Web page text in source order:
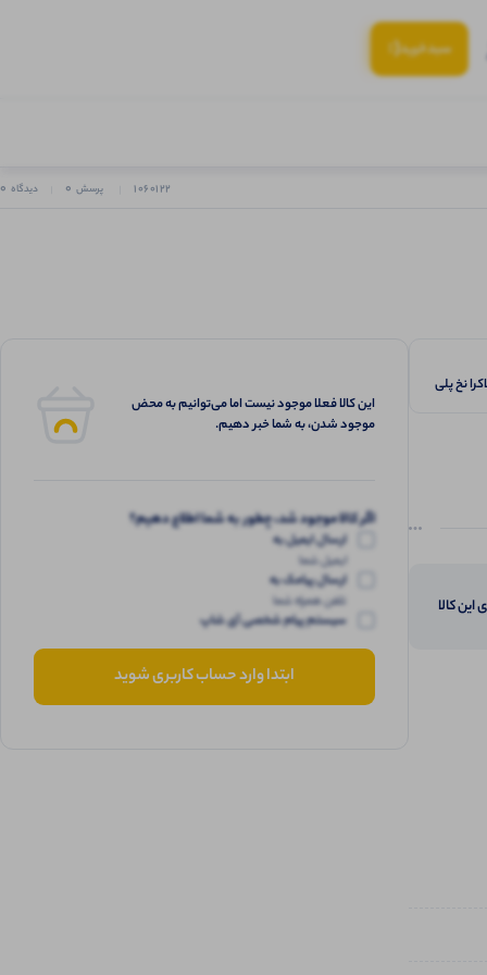
سبد‌خرید(:
1060122 پرسش 0 دیدگاه 0
نخ پلی
این کالا
این کالا فعلا موجود نیست اما می‌توانیم به محض
موجود شدن، به شما خبر دهیم.
اگر کالا موجود شد، چطور به شما اطلاع دهیم؟
ارسال ایمیل به
ایمیل شما
ارسال پیامک به
تلفن همراه شما
سیستم پیام شخصی آی شاپ
ابتدا وارد حساب کاربری شوید